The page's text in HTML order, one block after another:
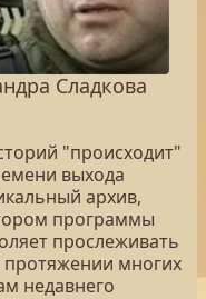
Сладкова
"происходит"
выхода
архив,
программы
прослеживать
многих
недавнего